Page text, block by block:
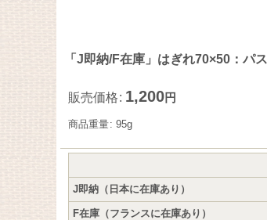
「J即納/F在庫」はぎれ70×50：パ
販売価格: 1,200円
商品重量: 95g
J即納（日本に在庫あり）
F在庫（フランスに在庫あり）